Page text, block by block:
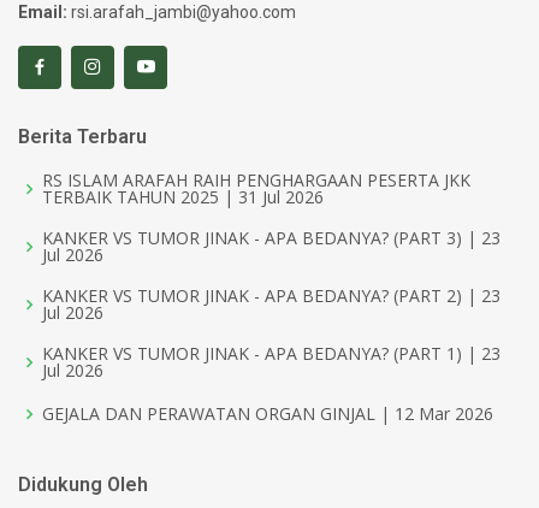
Email: rsi.arafah_jambi@yahoo.com
Berita Terbaru
RS ISLAM ARAFAH RAIH PENGHARGAAN PESERTA JKK
TERBAIK TAHUN 2025 | 31 Jul 2026
KANKER VS TUMOR JINAK - APA BEDANYA? (PART 3) | 23
Jul 2026
KANKER VS TUMOR JINAK - APA BEDANYA? (PART 2) | 23
Jul 2026
KANKER VS TUMOR JINAK - APA BEDANYA? (PART 1) | 23
Jul 2026
GEJALA DAN PERAWATAN ORGAN GINJAL | 12 Mar 2026
Didukung Oleh